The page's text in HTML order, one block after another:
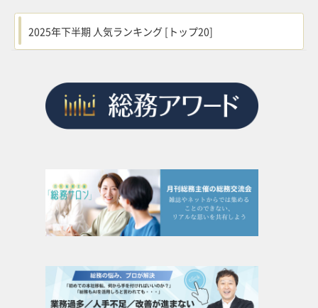
2025年下半期 人気ランキング [トップ20]